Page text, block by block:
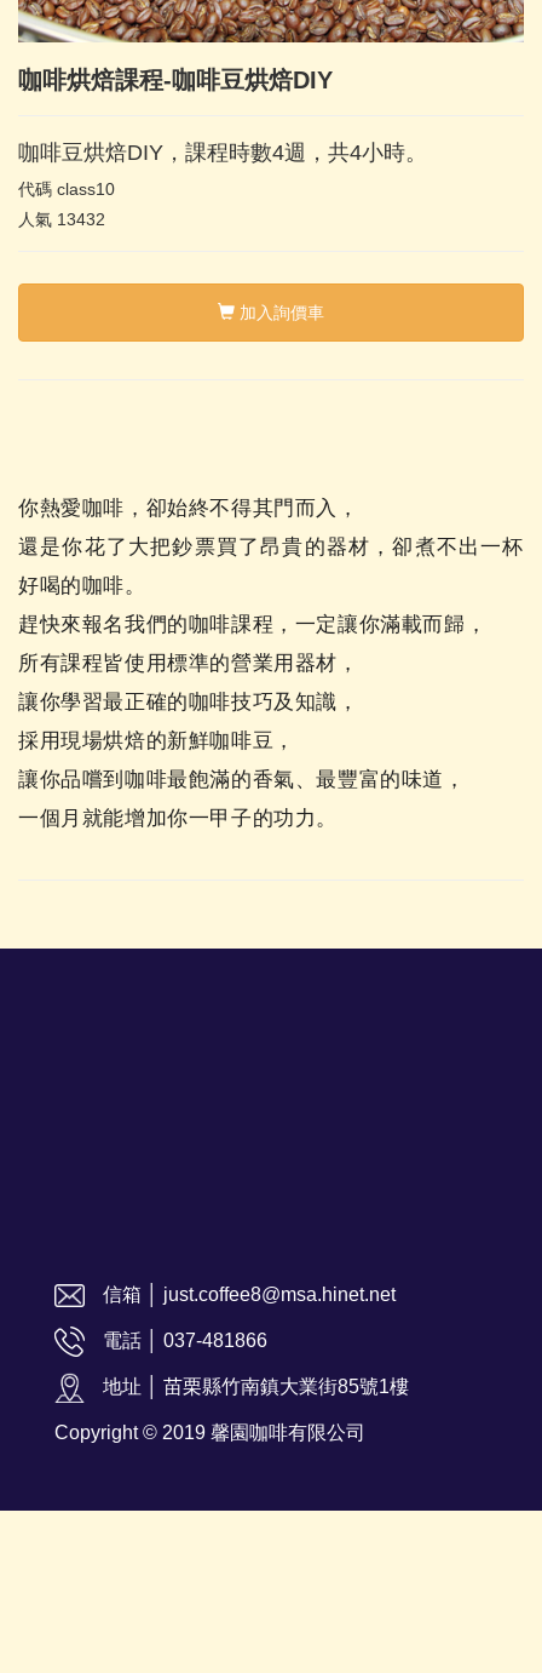
咖啡烘焙課程-咖啡豆烘焙DIY
咖啡豆烘焙DIY，課程時數4週，共4小時。
代碼 class10
人氣 13432
加入詢價車
你熱愛咖啡，卻始終不得其門而入，
還是你花了大把鈔票買了昂貴的器材，卻煮不出一杯
好喝的咖啡。
趕快來報名我們的咖啡課程，一定讓你滿載而歸，
所有課程皆使用標準的營業用器材，
讓你學習最正確的咖啡技巧及知識，
採用現場烘焙的新鮮咖啡豆，
讓你品嚐到咖啡最飽滿的香氣、最豐富的味道，
一個月就能增加你一甲子的功力。
信箱 │ just.coffee8@msa.hinet.net
電話 │ 037-481866
地址 │ 苗栗縣竹南鎮大業街85號1樓
Copyright © 2019 馨園咖啡有限公司